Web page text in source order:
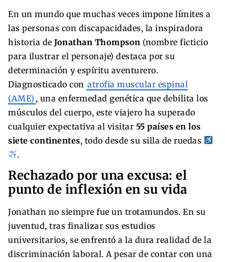
En un mundo que muchas veces impone límites a
las personas con discapacidades, la inspiradora
historia de Jonathan Thompson (nombre ficticio
para ilustrar el personaje) destaca por su
determinación y espíritu aventurero.
Diagnosticado con atrofia muscular espinal
(AME) , una enfermedad genética que debilita los
músculos del cuerpo, este viajero ha superado
cualquier expectativa al visitar 55 países en los
siete continentes, todo desde su silla de ruedas
.
Rechazado por una excusa: el
punto de inflexión en su vida
Jonathan no siempre fue un trotamundos. En su
juventud, tras finalizar sus estudios
universitarios, se enfrentó a la dura realidad de la
discriminación laboral. A pesar de contar con una